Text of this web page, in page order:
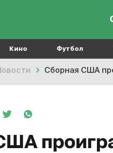
Кино Футбол
Сборная США